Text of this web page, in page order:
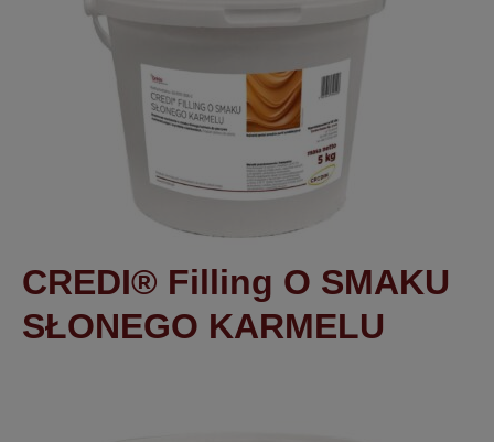
CREDI® Filling O SMAKU
SŁONEGO KARMELU